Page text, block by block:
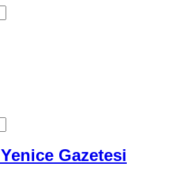
Yenice Gazetesi